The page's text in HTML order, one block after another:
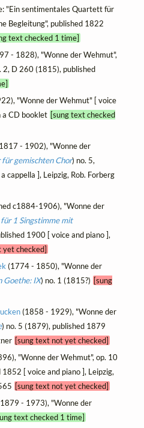
"Ein sentimentales Quartett für
Begleitung", published 1822
text checked 1 time]
- 1828), "Wonne der Wehmut",
2, D 260 (1815), published
"Wonne der Wehmut" [ voice
a CD booklet [sung text checked
- 1902), "Wonne der
gemischten Chor) no. 5,
cappella ], Leipzig, Rob. Forberg
c1884-1906), "Wonne der
1 Singstimme mit
1900 [ voice and piano ],
yet checked]
(1774 - 1850), "Wonne der
Goethe: IX) no. 1 (1815?) [sung
(1858 - 1929), "Wonne der
) no. 5 (1879), published 1879
[sung text not yet checked]
"Wonne der Wehmut", op. 10
1852 [ voice and piano ], Leipzig,
[sung text not yet checked]
- 1973), "Wonne der
text checked 1 time]